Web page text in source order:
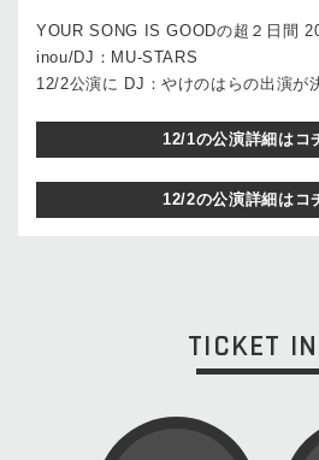
YOUR SONG IS GOODの超２日間
inou/DJ：MU-STARS
12/2公演に DJ：やけのはらの出演が
12/1の公演詳細はコ
12/2の公演詳細はコ
TICKET